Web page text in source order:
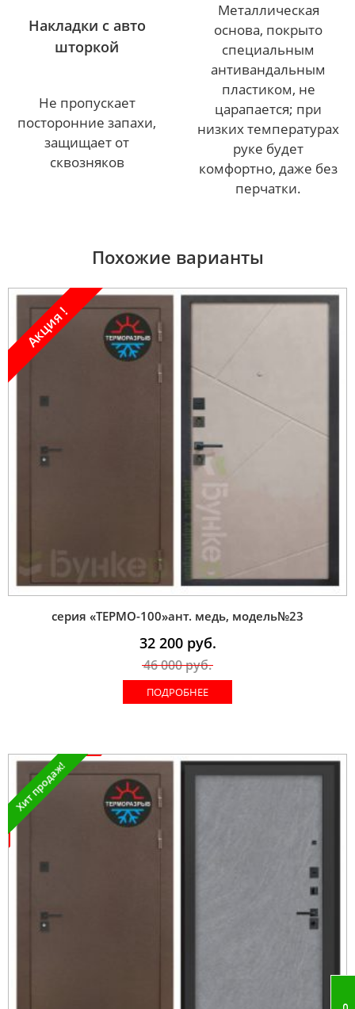
Накладки с авто
шторкой
Не пропускает
посторонние запахи,
защищает от
сквозняков
Металлическая
основа, покрыто
специальным
антивандальным
пластиком, не
царапается; при
низких температурах
руке будет
комфортно, даже без
перчатки.
Похожие варианты
Акция !
серия «ТЕРМО-100»ант. медь, модель№23
32 200руб.
46 000руб.
ПОДРОБНЕЕ
Акция !
Хит продаж!